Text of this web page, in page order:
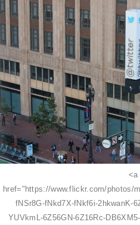
<a
href="https://www.flickr.com/photos/
fNSr8G-fNkd7X-fNkf6i-2hkwanK-
YUVkmL-6Z56GN-6Z16Rc-